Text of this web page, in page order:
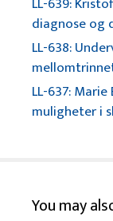
diagnose og
LL-638:
LL-637:
muligheter i
You may